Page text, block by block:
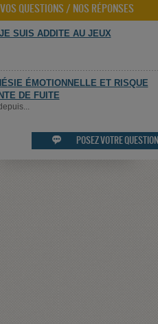
VOS QUESTIONS / NOS RÉPONSES
SUIS ADDITE AU JEUX
ÉMOTIONNELLE ET RISQUE
DE FUITE
 POSEZ VOTRE QUESTION